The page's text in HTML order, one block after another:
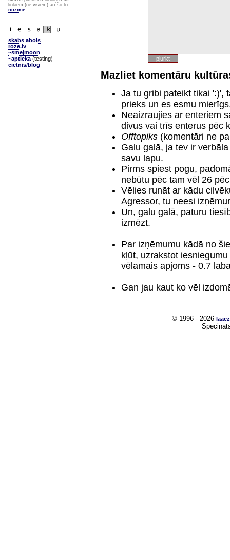
linkiem (ne visiem) arī šo to
nozīmē.
skābs ābols
roze.lv
~smejmoon
~aptieka (testing)
cietnis/blog
Mazliet komentāru
Ja tu gribi pateikt tikai ':)',
prieks un es esmu
Neaizraujies ar enteriem
divus vai trīs enterus pēc
Offtopiks (komentāri ne
Galu galā, ja tev ir
savu lapu.
Pirms spiest pogu,
nebūtu pēc tam vēl 26
Vēlies runāt ar kādu
Agressor, tu neesi
Un, galu galā, paturu
izmēzt.
Par izņēmumu kādā no
kļūt, uzrakstot
vēlamais apjoms - 0.7
Gan jau kaut ko vēl
© 1996 - 2026 laacz